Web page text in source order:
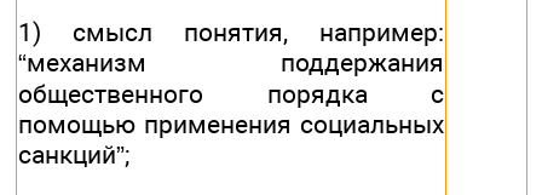
1) смысл понятия, например:
“механизм поддержания
общественного порядка с
помощью применения социальных
санкций”;